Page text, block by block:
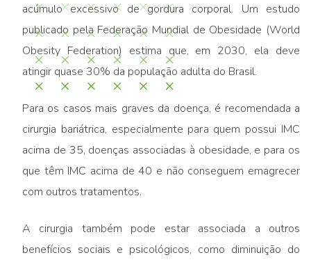
acúmulo excessivo de gordura corporal. Um estudo
publicado pela Federação Mundial de Obesidade (World
Obesity Federation) estima que, em 2030, ela deve
atingir quase 30% da população adulta do Brasil.
Para os casos mais graves da doença, é recomendada a
cirurgia bariátrica, especialmente para quem possui IMC
acima de 35, doenças associadas à obesidade, e para os
que têm IMC acima de 40 e não conseguem emagrecer
com outros tratamentos.
A cirurgia também pode estar associada a outros
benefícios sociais e psicológicos, como diminuição do